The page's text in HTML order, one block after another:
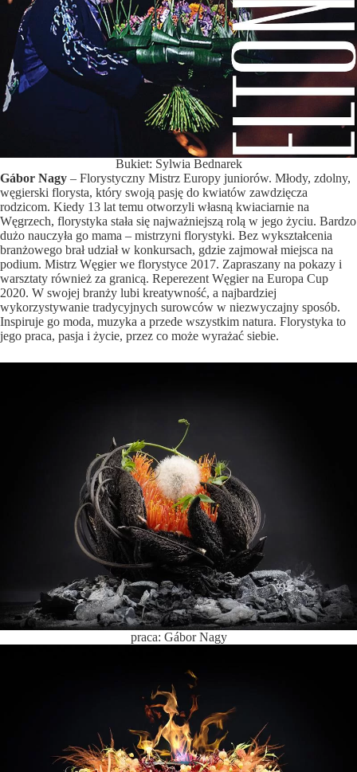
Bukiet: Sylwia Bednarek
Gábor Nagy – Florystyczny Mistrz Europy juniorów. Młody, zdolny,
węgierski florysta, który swoją pasję do kwiatów zawdzięcza
rodzicom. Kiedy 13 lat temu otworzyli własną kwiaciarnie na
Węgrzech, florystyka stała się najważniejszą rolą w jego życiu. Bardzo
dużo nauczyła go mama – mistrzyni florystyki. Bez wykształcenia
branżowego brał udział w konkursach, gdzie zajmował miejsca na
podium. Mistrz Węgier we florystyce 2017. Zapraszany na pokazy i
warsztaty również za granicą. Reperezent Węgier na Europa Cup
2020. W swojej branży lubi kreatywność, a najbardziej
wykorzystywanie tradycyjnych surowców w niezwyczajny sposób.
Inspiruje go moda, muzyka a przede wszystkim natura. Florystyka to
jego praca, pasja i życie, przez co może wyrażać siebie.
praca: Gábor Nagy